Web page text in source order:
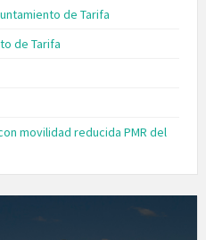
de Tarifa
de Tarifa
movilidad reducida PMR del